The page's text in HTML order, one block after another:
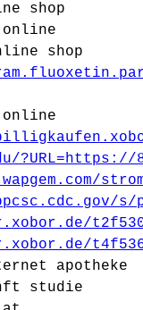
shop
online
shop
?URL=https://
s/
apotheke
studie